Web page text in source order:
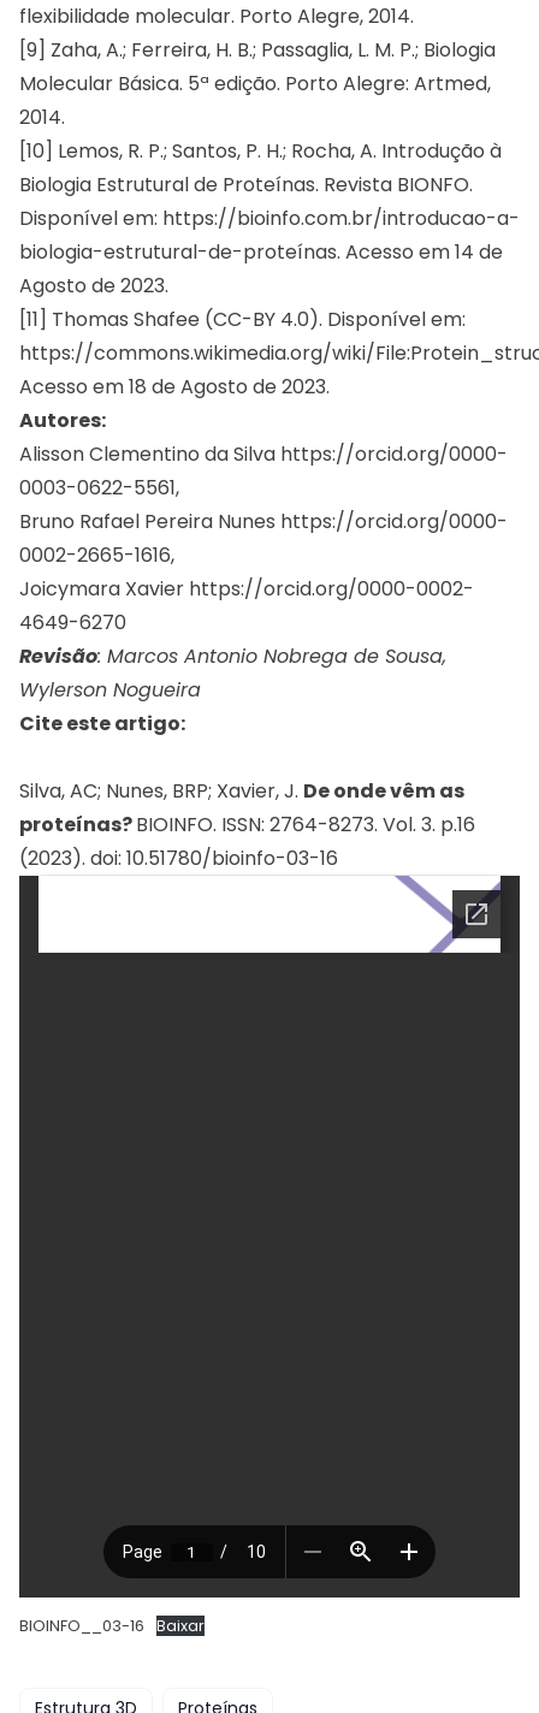
flexibilidade molecular. Porto Alegre, 2014.
[9] Zaha, A.; Ferreira, H. B.; Passaglia, L. M. P.; Biologia
Molecular Básica. 5ª edição. Porto Alegre: Artmed,
2014.
[10] Lemos, R. P.; Santos, P. H.; Rocha, A. Introdução à
Biologia Estrutural de Proteínas. Revista BIONFO.
Disponível em: https://bioinfo.com.br/introducao-a-
biologia-estrutural-de-proteínas. Acesso em 14 de
Agosto de 2023.
[11] Thomas Shafee (CC-BY 4.0). Disponível em:
https://commons.wikimedia.org/wiki/
Acesso em 18 de Agosto de 2023.
Autores:
Alisson Clementino da Silva https://orcid.org/0000-
0003-0622-5561,
Bruno Rafael Pereira Nunes https://orcid.org/0000-
0002-2665-1616,
Joicymara Xavier https://orcid.org/0000-0002-
4649-6270
Revisão: Marcos Antonio Nobrega de Sousa,
Wylerson Nogueira
Cite este artigo:
Silva, AC; Nunes, BRP; Xavier, J. De onde vêm as
proteínas?BIOINFO. ISSN: 2764-8273. Vol. 3. p.16
(2023). doi: 10.51780/bioinfo-03-16
BIOINFO__03-16 Baixar
Estrutura 3D Proteínas